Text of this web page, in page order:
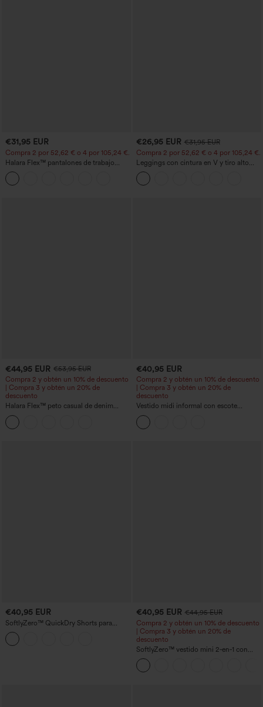
€31,95 EUR
Compra 2 por 52,62 € o 4 por 105,24 €.
Halara Flex™ pantalones de trabajo
cortos de talle alto con bolsillos y
pernera cónica
€26,95 EUR €31,95 EUR
Compra 2 por 52,62 € o 4 por 105,24 €.
Leggings con cintura en V y tiro alto
acampanados
€44,95 EUR €53,95 EUR
Compra 2 y obtén un 10% de descuento
| Compra 3 y obtén un 20% de
descuento
Halara Flex™ peto casual de denim
lavado con escote cuadrado y bolsillos
€40,95 EUR
Compra 2 y obtén un 10% de descuento
| Compra 3 y obtén un 20% de
descuento
Vestido midi informal con escote
redondo, sujetador integrado, sin
mangas y bajo con volantes
€40,95 EUR
SoftlyZero™ QuickDry Shorts para
correr 2 en 1 de 5'' con bolsillos — talle
alto, control de abdomen, puntos
reflectantes y dobladillo cruzado
€40,95 EUR €44,95 EUR
Compra 2 y obtén un 10% de descuento
| Compra 3 y obtén un 20% de
descuento
SoftlyZero™ vestido mini 2‑en‑1 con
escote en U aireado y bolsillos,
InstantCool, para baile y actividad —
facilísimo